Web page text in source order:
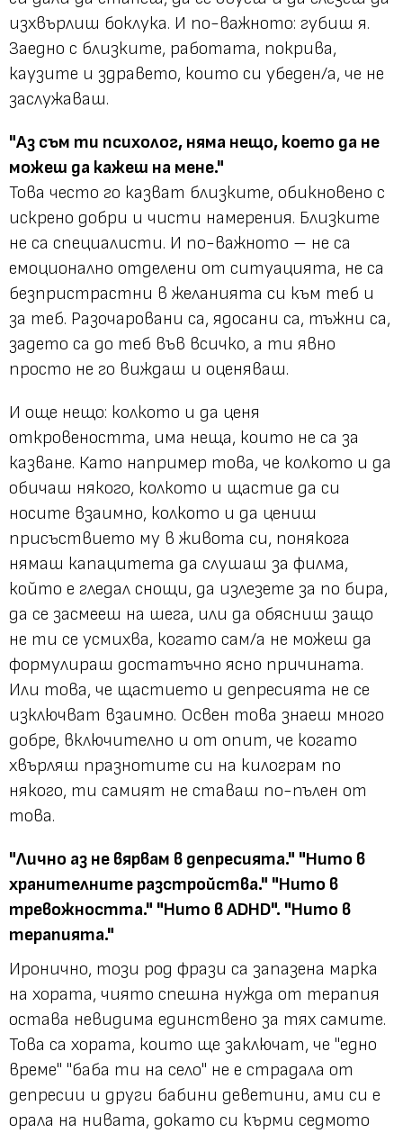
изхвърлиш боклука. И по-важното: губиш я.
Заедно с близките, работата, покрива,
каузите и здравето, които си убеден/а, че не
заслужаваш.
"Аз съм ти психолог, няма нещо, което да не
можеш да кажеш на мене."
Това често го казват близките, обикновено с
искрено добри и чисти намерения. Близките
не са специалисти. И по-важното – не са
емоционално отделени от ситуацията, не са
безпристрастни в желанията си към теб и
за теб. Разочаровани са, ядосани са, тъжни са,
задето са до теб във всичко, а ти явно
просто не го виждаш и оценяваш.
И още нещо: колкото и да ценя
откровеността, има неща, които не са за
казване. Като например това, че колкото и да
обичаш някого, колкото и щастие да си
носите взаимно, колкото и да цениш
присъствието му в живота си, понякога
нямаш капацитета да слушаш за филма,
който е гледал снощи, да излезете за по бира,
да се засмееш на шега, или да обясниш защо
не ти се усмихва, когато сам/а не можеш да
формулираш достатъчно ясно причината.
Или това, че щастието и депресията не се
изключват взаимно. Освен това знаеш много
добре, включително и от опит, че когато
хвърляш празнотите си на килограм по
някого, ти самият не ставаш по-пълен от
това.
"Лично аз не вярвам в депресията." "Нито в
хранителните разстройства." "Нито в
тревожността." "Нито в ADHD". "Нито в
терапията."
Иронично, този род фрази са запазена марка
на хората, чиято спешна нужда от терапия
остава невидима единствено за тях самите.
Това са хората, които ще заключат, че "едно
време" "баба ти на село" не е страдала от
депресии и други бабини деветини, ами си е
орала на нивата, докато си кърми седмото